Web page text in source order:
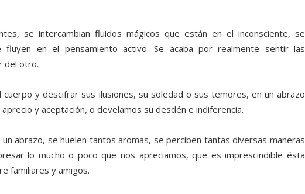
se intercambian fluidos mágicos que están en el inconsciente, se
fluyen en el pensamiento activo. Se acaba por realmente sentir las
del otro.
y descifrar sus ilusiones, su soledad o sus temores, en un abrazo
y aceptación, o develamos su desdén e indiferencia.
abrazo, se huelen tantos aromas, se perciben tantas diversas maneras
lo mucho o poco que nos apreciamos, que es imprescindible ésta
familiares y amigos.